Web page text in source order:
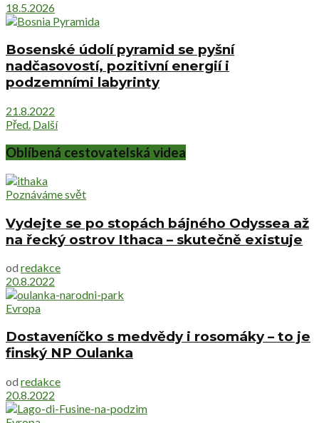
18.5.2026
Bosenské údolí pyramid se pyšní
nadčasovostí, pozitivní energií i
podzemními labyrinty
21.8.2022
Před. Další
Oblíbená cestovatelská videa
Poznáváme svět
Vydejte se po stopách bájného Odyssea až
na řecký ostrov Ithaca – skutečně existuje
od redakce
20.8.2022
Evropa
Dostaveníčko s medvědy i rosomáky – to je
finský NP Oulanka
od redakce
20.8.2022